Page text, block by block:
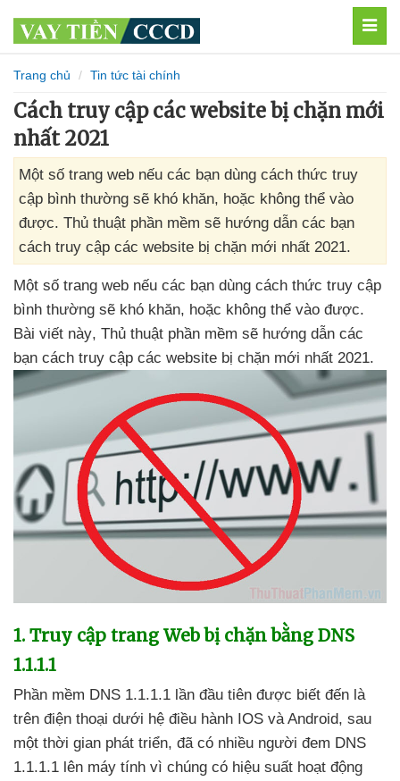
Trang chủ Tin tức tài chính
Cách truy cập các website bị chặn mới
nhất 2021
Một số trang web nếu các bạn dùng cách thức truy
cập bình thường sẽ khó khăn, hoặc không thể vào
được. Thủ thuật phần mềm sẽ hướng dẫn các bạn
cách truy cập các website bị chặn mới nhất 2021.
Một số trang web nếu các bạn dùng cách thức truy cập
bình thường sẽ khó khăn, hoặc không thể vào được.
Bài viết này, Thủ thuật phần mềm sẽ hướng dẫn các
bạn cách truy cập các website bị chặn mới nhất 2021.
1. Truy cập trang Web bị chặn bằng DNS
1.1.1.1
Phần mềm DNS 1.1.1.1 lần đầu tiên được biết đến là
trên điện thoại dưới hệ điều hành IOS và Android, sau
một thời gian phát triển, đã có nhiều người đem DNS
1.1.1.1 lên máy tính vì chúng có hiệu suất hoạt động